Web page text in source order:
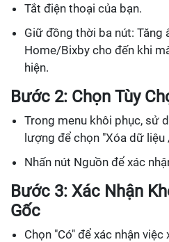
Tắt điện thoại của bạn.
Giữ đồng thời ba nút: Tăng
Home/Bixby cho đến khi
hiện.
Bước 2: Chọn Tùy
Trong menu khôi phục, sử
lượng để chọn "Xóa dữ
Nhấn nút Nguồn để xác
Bước 3: Xác Nhận
Gốc
Chọn "Có" để xác nhận